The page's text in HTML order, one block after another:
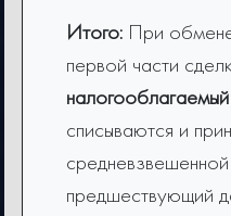
Итого: При
первой части
списываются и
предшествующий